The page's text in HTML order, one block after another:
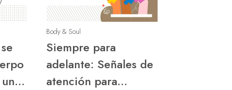
Body & Soul
Siempre para
adelante: Señales de
atención para